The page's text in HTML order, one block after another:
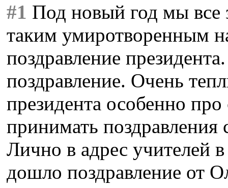
#1 Под новый год мы все
таким умиротворенным
поздравление
поздравление. Очень
президента особенно
принимать
Лично в адрес учителей
дошло поздравление от